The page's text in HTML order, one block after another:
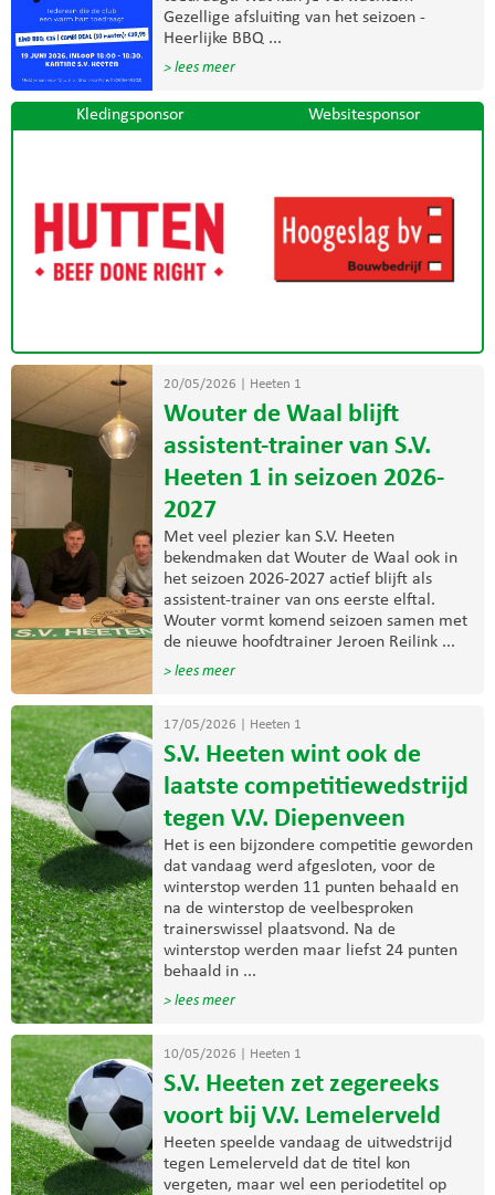
Gezellige afsluiting van het seizoen -
Heerlijke BBQ ...
> lees meer
Kledingsponsor Websitesponsor
20/05/2026 Heeten 1
Wouter de Waal blijft
assistent-trainer van S.V.
Heeten 1 in seizoen 2026-
2027
Met veel plezier kan S.V. Heeten
bekendmaken dat Wouter de Waal ook in
het seizoen 2026-2027 actief blijft als
assistent-trainer van ons eerste elftal.
Wouter vormt komend seizoen samen met
de nieuwe hoofdtrainer Jeroen Reilink ...
> lees meer
17/05/2026 Heeten 1
S.V. Heeten wint ook de
laatste competitiewedstrijd
tegen V.V. Diepenveen
Het is een bijzondere competitie geworden
dat vandaag werd afgesloten, voor de
winterstop werden 11 punten behaald en
na de winterstop de veelbesproken
trainerswissel plaatsvond. Na de
winterstop werden maar liefst 24 punten
behaald in ...
> lees meer
10/05/2026 Heeten 1
S.V. Heeten zet zegereeks
voort bij V.V. Lemelerveld
Heeten speelde vandaag de uitwedstrijd
tegen Lemelerveld dat de titel kon
vergeten, maar wel een periodetitel op